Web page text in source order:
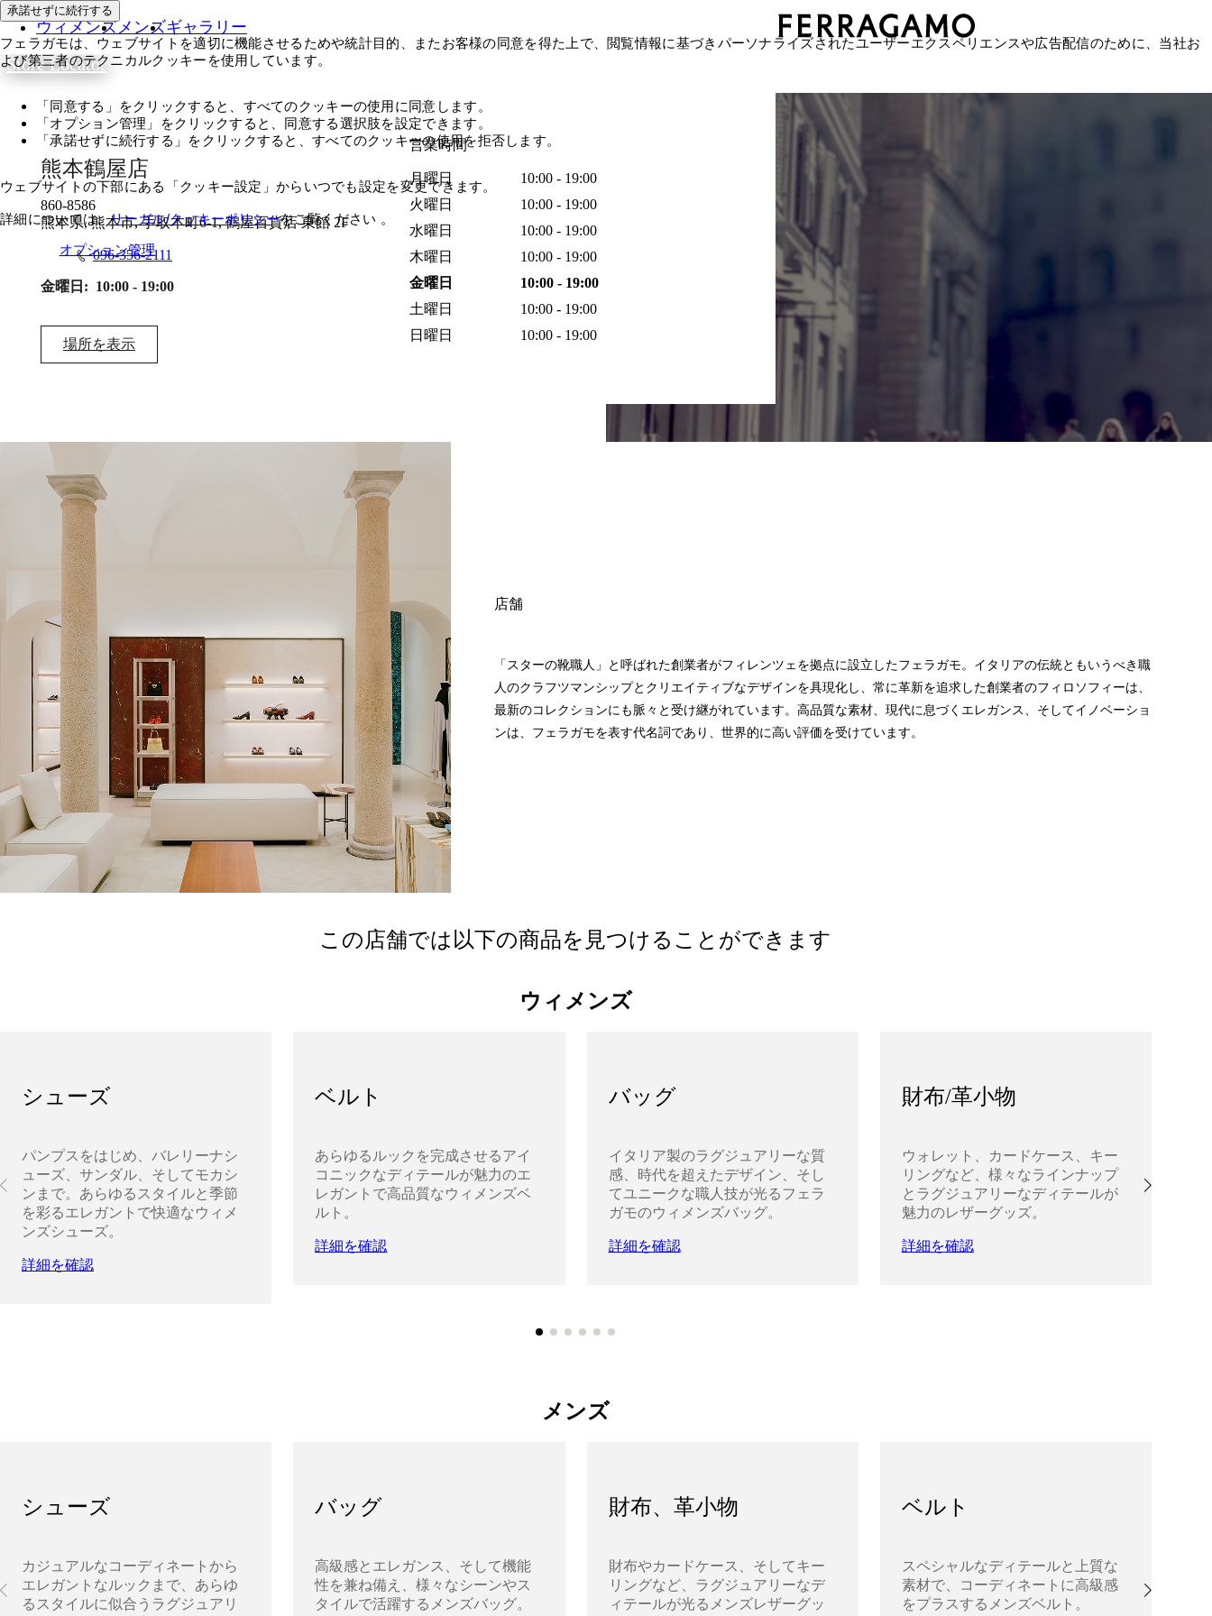
ウィメンズメンズギャラリー
Store Locator
熊本鶴屋店
860-8586
熊本県, 熊本市, 手取本町6-1, 鶴屋百貨店 東館 2F
096-356-2111
金曜日: 10:00 - 19:00
場所を表示​
営業時間
月曜日
10:00 - 19:00
火曜日
10:00 - 19:00
水曜日
10:00 - 19:00
木曜日
10:00 - 19:00
金曜日
10:00 - 19:00
土曜日
10:00 - 19:00
日曜日
10:00 - 19:00
店舗
「スターの靴職人」と呼ばれた創業者がフィレンツェを拠点に設立したフェラガモ。イタリアの伝統ともいうべき職
人のクラフツマンシップとクリエイティブなデザインを具現化し、常に革新を追求した創業者のフィロソフィーは、
最新のコレクションにも脈々と受け継がれています。高品質な素材、現代に息づくエレガンス、そしてイノベーショ
ンは、フェラガモを表す代名詞であり、世界的に高い評価を受けています。
この店舗では以下の商品を見つけることができます
ウィメンズ
シューズ
パンプスをはじめ、バレリーナシ
ューズ、サンダル、そしてモカシ
ンまで。あらゆるスタイルと季節
を彩るエレガントで快適なウィメ
ンズシューズ。
詳細を確認
ベルト
あらゆるルックを完成させるアイ
コニックなディテールが魅力のエ
レガントで高品質なウィメンズベ
ルト。
詳細を確認
バッグ
イタリア製のラグジュアリーな質
感、時代を超えたデザイン、そし
てユニークな職人技が光るフェラ
ガモのウィメンズバッグ。
詳細を確認
財布/革小物
ウォレット、カードケース、キー
リングなど、様々なラインナップ
とラグジュアリーなディテールが
魅力のレザーグッズ。
詳細を確認
メンズ
シューズ
カジュアルなコーディネートから
エレガントなルックまで、あらゆ
るスタイルに似合うラグジュアリ
バッグ
高級感とエレガンス、そして機能
性を兼ね備え、様々なシーンやス
タイルで活躍するメンズバッグ。
財布、革小物
財布やカードケース、そしてキー
リングなど、ラグジュアリーなデ
ィテールが光るメンズレザーグッ
ベルト
スペシャルなディテールと上質な
素材で、コーディネートに高級感
をプラスするメンズベルト。
承諾せずに続行する
フェラガモは、ウェブサイトを適切に機能させるためや統計目的、またお客様の同意を得た上で、閲覧情報に基づきパーソナライズされたユーザーエクスペリエンスや広告配信のために、当社お
よび第三者のテクニカルクッキーを使用しています。
「同意する」をクリックすると、すべてのクッキーの使用に同意します。
「オプション管理」をクリックすると、同意する選択肢を設定できます。
「承諾せずに続行する」をクリックすると、すべてのクッキーの使用を拒否します。
ウェブサイトの下部にある「クッキー設定」からいつでも設定を変更できます。
詳細については、リーガル/クッキーポリシーをご覧ください 。
オプション管理